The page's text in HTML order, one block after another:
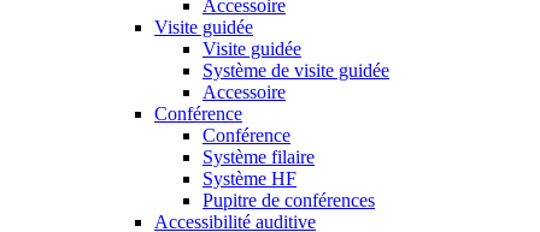
Accessoire
Visite guidée
Visite guidée
Système de visite guidée
Accessoire
Conférence
Conférence
Système filaire
Système HF
Pupitre de conférences
Accessibilité auditive